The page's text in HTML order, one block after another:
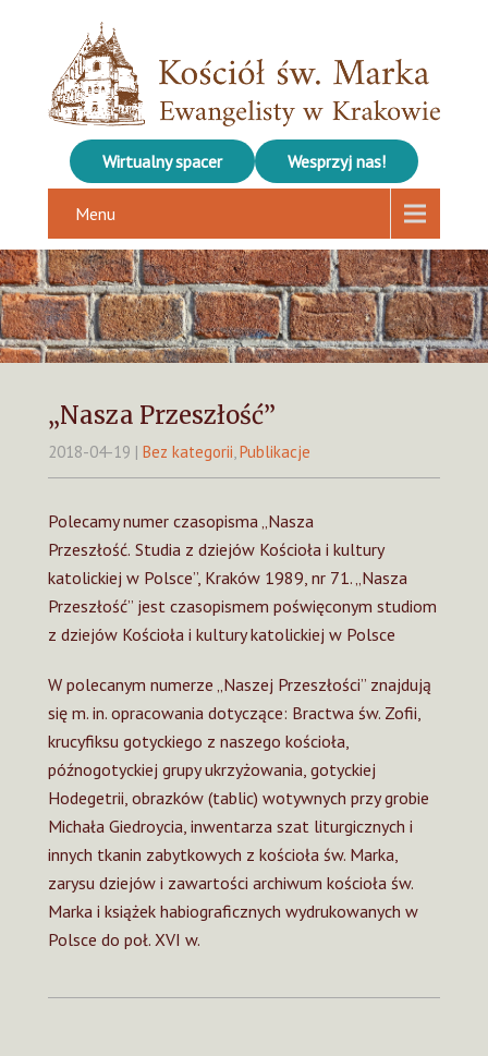
Wirtualny spacer Wesprzyj nas!
Menu
„Nasza Przeszłość”
2018-04-19 | Bez kategorii Publikacje
Polecamy numer czasopisma „Nasza
Przeszłość. Studia z dziejów Kościoła i kultury
katolickiej w Polsce”, Kraków 1989, nr 71. „Nasza
Przeszłość” jest czasopismem poświęconym studiom
z dziejów Kościoła i kultury katolickiej w Polsce
W polecanym numerze „Naszej Przeszłości” znajdują
się m. in. opracowania dotyczące: Bractwa św. Zofii,
krucyfiksu gotyckiego z naszego kościoła,
późnogotyckiej grupy ukrzyżowania, gotyckiej
Hodegetrii, obrazków (tablic) wotywnych przy grobie
Michała Giedroycia, inwentarza szat liturgicznych i
innych tkanin zabytkowych z kościoła św. Marka,
zarysu dziejów i zawartości archiwum kościoła św.
Marka i książek habiograficznych wydrukowanych w
Polsce do poł. XVI w.